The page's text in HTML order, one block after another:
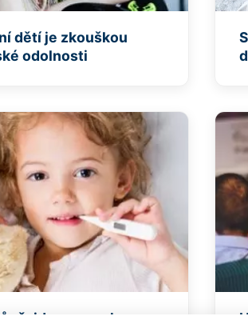
dětí je zkouškou
odolnosti
jde o poruchu